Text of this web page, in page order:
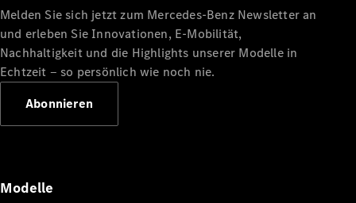
Konfigurator
Probefahrt
Mercedes-
Benz Store
Marco Polo
Melden Sie sich jetzt zum Mercedes-Benz Newsletter an
und erleben Sie Innovationen, E-Mobilität,
Nachhaltigkeit und die Highlights unserer Modelle in
Echtzeit ‒ so persönlich wie noch nie.
Abonnieren
Modelle